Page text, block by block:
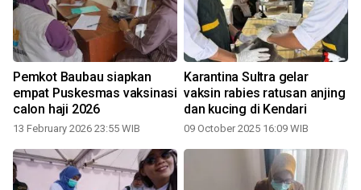
Pemkot Baubau siapkan
empat Puskesmas vaksinasi
calon haji 2026
13 February 2026 23:55 WIB
Karantina Sultra gelar
vaksin rabies ratusan anjing
dan kucing di Kendari
09 October 2025 16:09 WIB